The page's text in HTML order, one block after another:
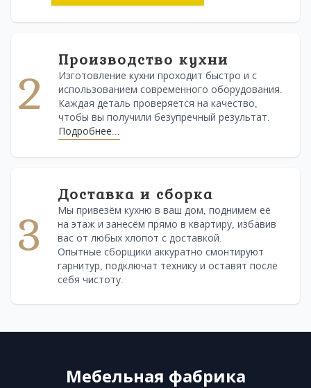
2
Производство кухни
Изготовление кухни проходит быстро и с
использованием современного оборудования.
Каждая деталь проверяется на качество,
чтобы вы получили безупречный результат.
Подробнее...
3
Доставка и сборка
Мы привезём кухню в ваш дом, поднимем её
на этаж и занесём прямо в квартиру, избавив
вас от любых хлопот с доставкой.
Опытные сборщики аккуратно смонтируют
гарнитур, подключат технику и оставят после
себя чистоту.
Мебельная фабрика